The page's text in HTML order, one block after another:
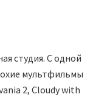
студия. С одной
мультфильмы
2, Cloudy with